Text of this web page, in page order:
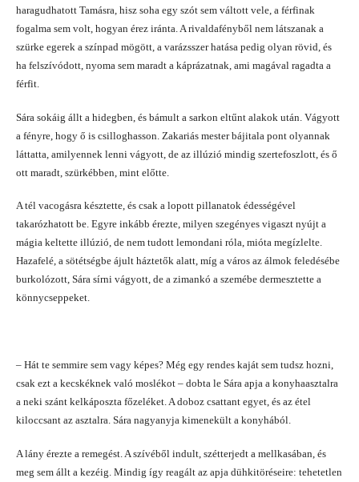
haragudhatott Tamásra, hisz soha egy szót sem váltott vele, a férfinak
fogalma sem volt, hogyan érez iránta. A rivaldafényből nem látszanak a
szürke egerek a színpad mögött, a varázsszer hatása pedig olyan rövid, és
ha felszívódott, nyoma sem maradt a káprázatnak, ami magával ragadta a
férfit.
Sára sokáig állt a hidegben, és bámult a sarkon eltűnt alakok után. Vágyott
a fényre, hogy ő is csilloghasson. Zakariás mester bájitala pont olyannak
láttatta, amilyennek lenni vágyott, de az illúzió mindig szertefoszlott, és ő
ott maradt, szürkébben, mint előtte.
A tél vacogásra késztette, és csak a lopott pillanatok édességével
takarózhatott be. Egyre inkább érezte, milyen szegényes vigaszt nyújt a
mágia keltette illúzió, de nem tudott lemondani róla, mióta megízlelte.
Hazafelé, a sötétségbe ájult háztetők alatt, míg a város az álmok feledésébe
burkolózott, Sára sírni vágyott, de a zimankó a szemébe dermesztette a
könnycseppeket.
– Hát te semmire sem vagy képes? Még egy rendes kaját sem tudsz hozni,
csak ezt a kecskéknek való moslékot – dobta le Sára apja a konyhaasztalra
a neki szánt kelkáposzta főzeléket. A doboz csattant egyet, és az étel
kiloccsant az asztalra. Sára nagyanyja kimenekült a konyhából.
A lány érezte a remegést. A szívéből indult, szétterjedt a mellkasában, és
meg sem állt a kezéig. Mindig így reagált az apja dühkitöréseire: tehetetlen